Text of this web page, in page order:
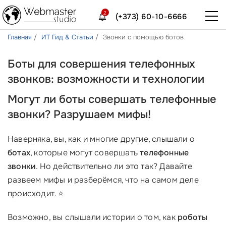
(+373) 60-10-6666
2
Главная ИТ Гид & Статьи Звонки с помощью ботов
Боты для совершения телефонных
звонков: возможности и технологии
Могут ли боты совершать телефонные
звонки? Разрушаем мифы!
Наверняка, вы, как и многие другие, слышали о
ботах, которые могут совершатьтелефонные
звонки. Но действительно ли это так? Давайте
развеем мифы и разберёмся, что на самом деле
происходит. ⭐
Возможно, вы слышали истории о том, как роботы